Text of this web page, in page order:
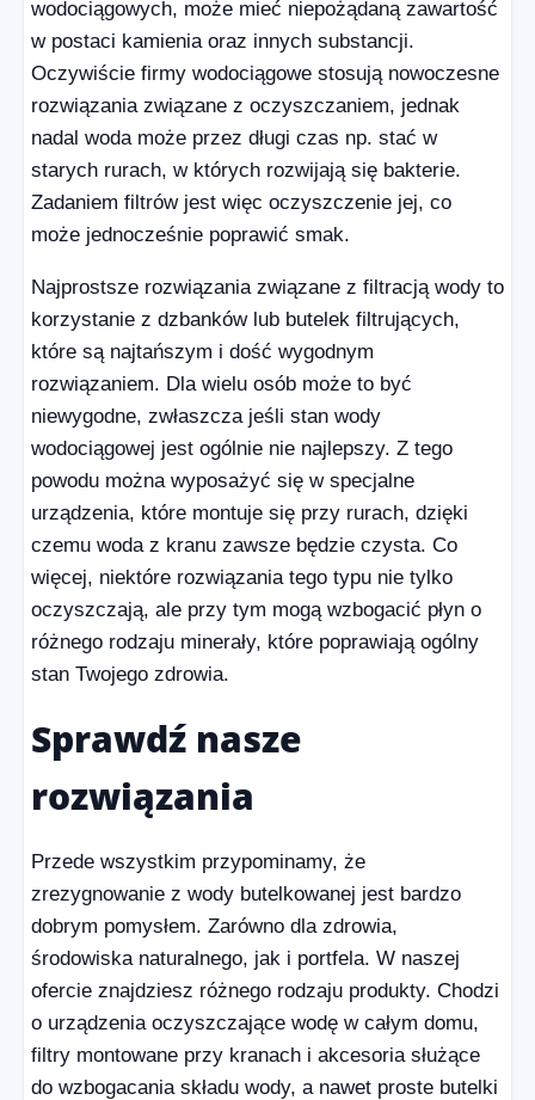
wodociągowych, może mieć niepożądaną zawartość
w postaci kamienia oraz innych substancji.
Oczywiście firmy wodociągowe stosują nowoczesne
rozwiązania związane z oczyszczaniem, jednak
nadal woda może przez długi czas np. stać w
starych rurach, w których rozwijają się bakterie.
Zadaniem filtrów jest więc oczyszczenie jej, co
może jednocześnie poprawić smak.
Najprostsze rozwiązania związane z filtracją wody to
korzystanie z dzbanków lub butelek filtrujących,
które są najtańszym i dość wygodnym
rozwiązaniem. Dla wielu osób może to być
niewygodne, zwłaszcza jeśli stan wody
wodociągowej jest ogólnie nie najlepszy. Z tego
powodu można wyposażyć się w specjalne
urządzenia, które montuje się przy rurach, dzięki
czemu woda z kranu zawsze będzie czysta. Co
więcej, niektóre rozwiązania tego typu nie tylko
oczyszczają, ale przy tym mogą wzbogacić płyn o
różnego rodzaju minerały, które poprawiają ogólny
stan Twojego zdrowia.
Sprawdź nasze
rozwiązania
Przede wszystkim przypominamy, że
zrezygnowanie z wody butelkowanej jest bardzo
dobrym pomysłem. Zarówno dla zdrowia,
środowiska naturalnego, jak i portfela. W naszej
ofercie znajdziesz różnego rodzaju produkty. Chodzi
o urządzenia oczyszczające wodę w całym domu,
filtry montowane przy kranach i akcesoria służące
do wzbogacania składu wody, a nawet proste butelki